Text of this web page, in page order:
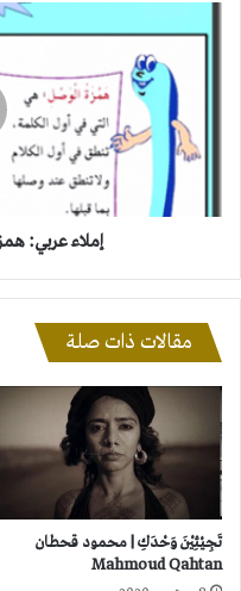
عربي:
الوصل
إملاء عربي:
مقالات ذات صلة
تَجِيْئِيْنَ وَحْدَكِ | محمود قحطان
Mahmoud Qahtan